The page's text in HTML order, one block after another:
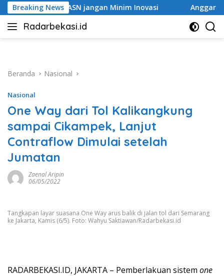
Langsung
ke
konten
Breaking News
Minim Inovasi Anggaran Pilkades Disoal,
Radarbekasi.id
Berita
Beranda
Nasional
Nasional
One Way dari Tol Kalikangkung
sampai Cikampek, Lanjut
Contraflow Dimulai setelah
Jumatan
Zaenal Aripin
06/05/2022
Tangkapan layar suasana One Way arus balik di jalan tol dari Semarang
ke Jakarta, Kamis (6/5). Foto: Wahyu Saktiawan/Radarbekasi.id
RADARBEKASI.ID, JAKARTA – Pemberlakuan sistem one